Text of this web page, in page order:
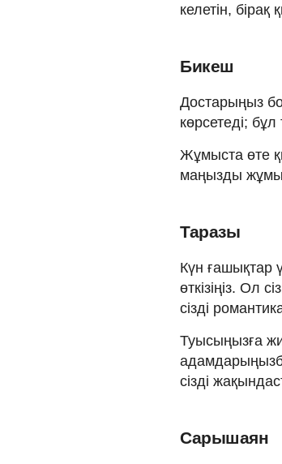
келетін,
Бикеш
Достарыңыз
көрсетеді; бұл
Жұмыста өте
маңызды
Таразы
Күн ғашықтар
өткізіңіз. Ол
сізді
Туысыңызға
сізді
Сарышаян